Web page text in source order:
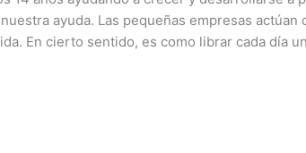
ayuda. Las pequeñas empresas
En cierto sentido, es como librar cada día